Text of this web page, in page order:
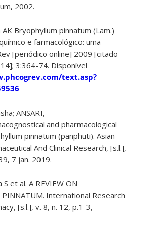
2002.
AK Bryophyllum pinnatum (Lam.)
e farmacológico: uma
[periódico online] 2009 [citado
3:364-74. Disponível
text.asp?
ANSARI,
and pharmacological
pinnatum (panphuti). Asian
And Clinical Research, [s.l.],
7 jan. 2019.
S et al. A REVIEW ON
PINNATUM. International Research
[s.l.], v. 8, n. 12, p.1-3,